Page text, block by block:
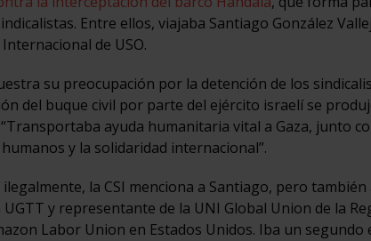
Entre ellos, viajaba Santiago González
de USO.
su preocupación por la detención de los
del buque civil por parte del ejército israelí se
ayuda humanitaria vital a Gaza, junto
y la solidaridad internacional”.
la CSI menciona a Santiago, pero
y representante de la UNI Global Union de la
Labor Union en Estados Unidos. Iba un segundo